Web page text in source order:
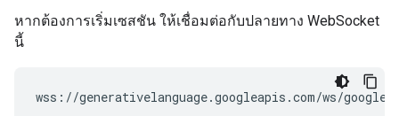
หากต้องการเริ่มเซสชัน ให้เชื่อมต่อกับปลายทาง WebSocket
นี้